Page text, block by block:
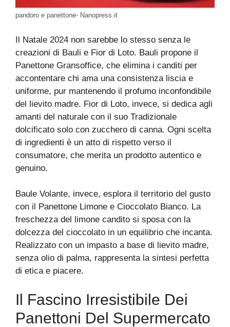
pandoro e panettone- Nanopress.it
Il Natale 2024 non sarebbe lo stesso senza le
creazioni di Bauli e Fior di Loto. Bauli propone il
Panettone Gransoffice, che elimina i canditi per
accontentare chi ama una consistenza liscia e
uniforme, pur mantenendo il profumo inconfondibile
del lievito madre. Fior di Loto, invece, si dedica agli
amanti del naturale con il suo Tradizionale
dolcificato solo con zucchero di canna. Ogni scelta
di ingredienti è un atto di rispetto verso il
consumatore, che merita un prodotto autentico e
genuino.
Baule Volante, invece, esplora il territorio del gusto
con il Panettone Limone e Cioccolato Bianco. La
freschezza del limone candito si sposa con la
dolcezza del cioccolato in un equilibrio che incanta.
Realizzato con un impasto a base di lievito madre,
senza olio di palma, rappresenta la sintesi perfetta
di etica e piacere.
Il Fascino Irresistibile Dei
Panettoni Del Supermercato